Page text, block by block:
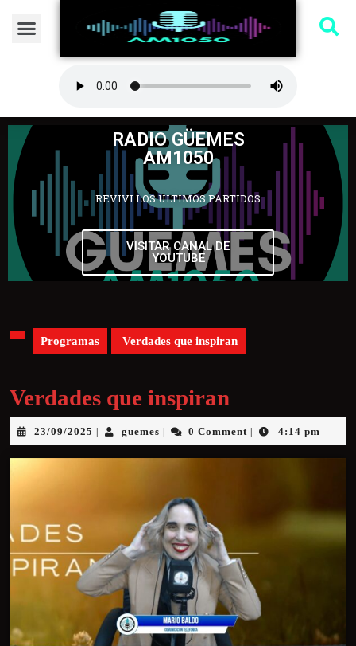
RADIO GÜEMES
AM1050
REVIVI LOS ULTIMOS PARTIDOS
VISITAR CANAL DE
YOUTUBE
Programas Verdades que inspiran
Verdades que inspiran
23/09/2025 guemes 0 Comment 4:14 pm